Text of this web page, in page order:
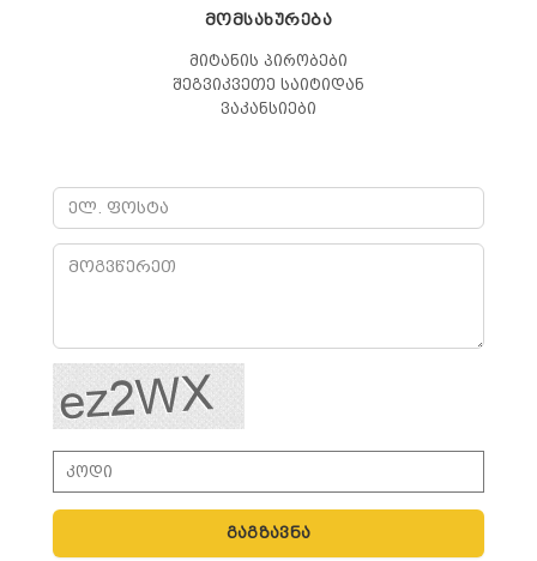
ᲛᲝᲛᲡᲐᲮᲣᲠᲔᲑᲐ
მიტანის პირობები
შეგვიკვეთე საიტიდან
ვაკანსიები
გაგზავნა